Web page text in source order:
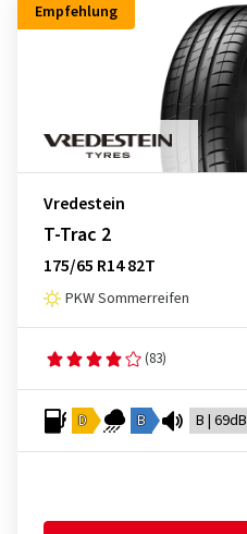
Empfehlung
Vredestein
T-Trac 2
175/65 R14 82T
PKW Sommerreifen
(83)
D B B | 69dB